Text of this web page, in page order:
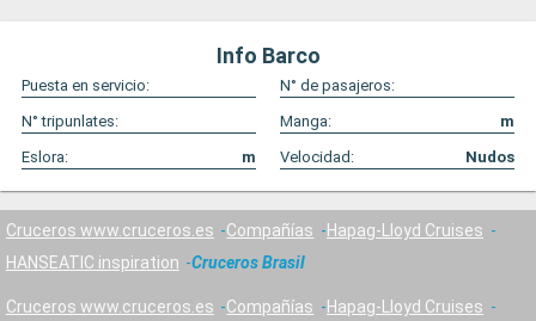
Info Barco
Puesta en servicio:
N° de pasajeros:
N° tripunlates:
Manga:
m
Eslora:
m Velocidad: Nudos
Cruceros www.cruceros.es Compañías
Hapag-Lloyd Cruises
HANSEATIC inspiration
Cruceros Brasil
Cruceros www.cruceros.es Compañías
Hapag-Lloyd Cruises